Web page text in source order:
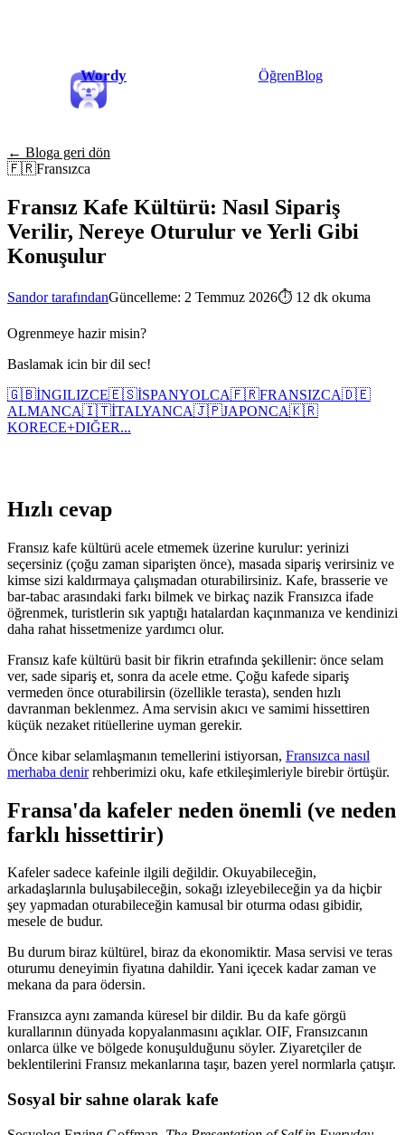
Wordy ÖğrenBlog
← Bloga geri dön
🇫🇷Fransızca
Fransız Kafe Kültürü: Nasıl Sipariş
Verilir, Nereye Oturulur ve Yerli Gibi
Konuşulur
Sandor tarafındanGüncelleme: 2 Temmuz 2026⏱ 12 dk okuma
Ogrenmeye hazir misin?
Baslamak icin bir dil sec!
🇬🇧İNGILIZCE🇪🇸İSPANYOLCA🇫🇷FRANSIZCA🇩🇪
ALMANCA🇮🇹İTALYANCA🇯🇵JAPONCA🇰🇷
KORECE+DIĞER...
Hızlı cevap
Fransız kafe kültürü acele etmemek üzerine kurulur: yerinizi
seçersiniz (çoğu zaman siparişten önce), masada sipariş verirsiniz ve
kimse sizi kaldırmaya çalışmadan oturabilirsiniz. Kafe, brasserie ve
bar-tabac arasındaki farkı bilmek ve birkaç nazik Fransızca ifade
öğrenmek, turistlerin sık yaptığı hatalardan kaçınmanıza ve kendinizi
daha rahat hissetmenize yardımcı olur.
Fransız kafe kültürü basit bir fikrin etrafında şekillenir: önce selam
ver, sade sipariş et, sonra da acele etme. Çoğu kafede sipariş
vermeden önce oturabilirsin (özellikle terasta), senden hızlı
davranman beklenmez. Ama servisin akıcı ve samimi hissettiren
küçük nezaket ritüellerine uyman gerekir.
Önce kibar selamlaşmanın temellerini istiyorsan, Fransızca nasıl
merhaba denirrehberimizi oku, kafe etkileşimleriyle birebir örtüşür.
Fransa'da kafeler neden önemli (ve neden
farklı hissettirir)
Kafeler sadece kafeinle ilgili değildir. Okuyabileceğin,
arkadaşlarınla buluşabileceğin, sokağı izleyebileceğin ya da hiçbir
şey yapmadan oturabileceğin kamusal bir oturma odası gibidir,
mesele de budur.
Bu durum biraz kültürel, biraz da ekonomiktir. Masa servisi ve teras
oturumu deneyimin fiyatına dahildir. Yani içecek kadar zaman ve
mekana da para ödersin.
Fransızca aynı zamanda küresel bir dildir. Bu da kafe görgü
kurallarının dünyada kopyalanmasını açıklar. OIF, Fransızcanın
onlarca ülke ve bölgede konuşulduğunu söyler. Ziyaretçiler de
beklentilerini Fransız mekanlarına taşır, bazen yerel normlarla çatışır.
Sosyal bir sahne olarak kafe